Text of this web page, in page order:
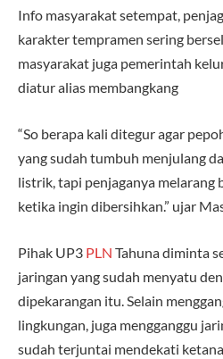
Info masyarakat setempat,
karakter tempramen sering
masyarakat juga pemerintah
diatur alias membangkang
“So berapa kali ditegur agar
yang sudah tumbuh menjulang
listrik, tapi penjaganya melarang
ketika ingin dibersihkan.” ujar
Pihak UP3 PLN Tahuna diminta
jaringan yang sudah menyatu
dipekarangan itu. Selain
lingkungan, juga mengganggu
sudah terjuntai mendekati